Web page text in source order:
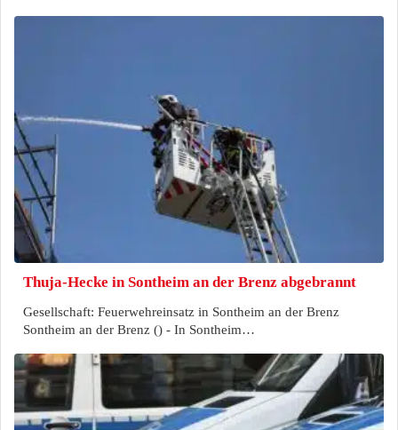
Thuja-Hecke in Sontheim an der Brenz abgebrannt
Gesellschaft: Feuerwehreinsatz in Sontheim an der Brenz
Sontheim an der Brenz () - In Sontheim…